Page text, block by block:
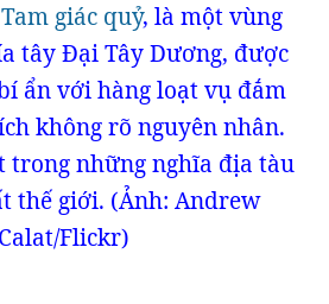
giác quỷ, là một vùng
tây Đại Tây Dương, được
ẩn với hàng loạt vụ đắm
không rõ nguyên nhân.
trong những nghĩa địa tàu
thế giới. (Ảnh: Andrew
Calat/Flickr)